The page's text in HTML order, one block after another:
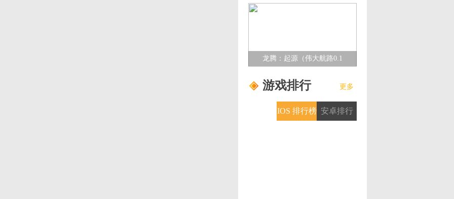
龙腾：起源（伟大航路0.1
游戏排行 更多
IOS 排行榜 安卓排行